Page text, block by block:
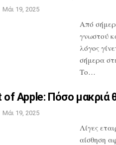
Μάι 19, 2025
Από
γνωστού
λόγος
σήμερα
Το…
of Apple: Πόσο μακριά
Μάι 19, 2025
Λίγες
αίσθηση